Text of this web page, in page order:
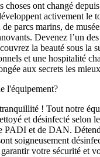
choses ont changé
activement le
parcs marins, de
Devenez l’un
la beauté sous la
et une hospitalité
aux secrets les
l'équipement?
! Tout notre
et désinfecté selon
PADI et de DAN.
soigneusement
votre sécurité et